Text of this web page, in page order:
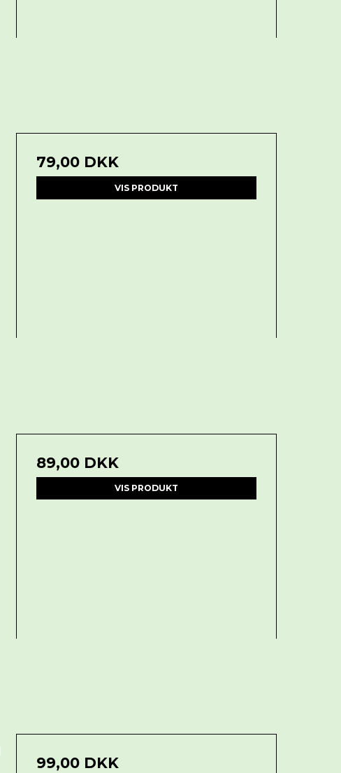
79,00 DKK
VIS PRODUKT
89,00 DKK
VIS PRODUKT
99,00 DKK